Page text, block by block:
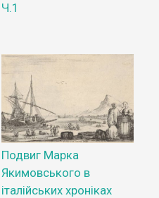
Ч.1
Подвиг Марка
Якимовського в
італійських хроніках